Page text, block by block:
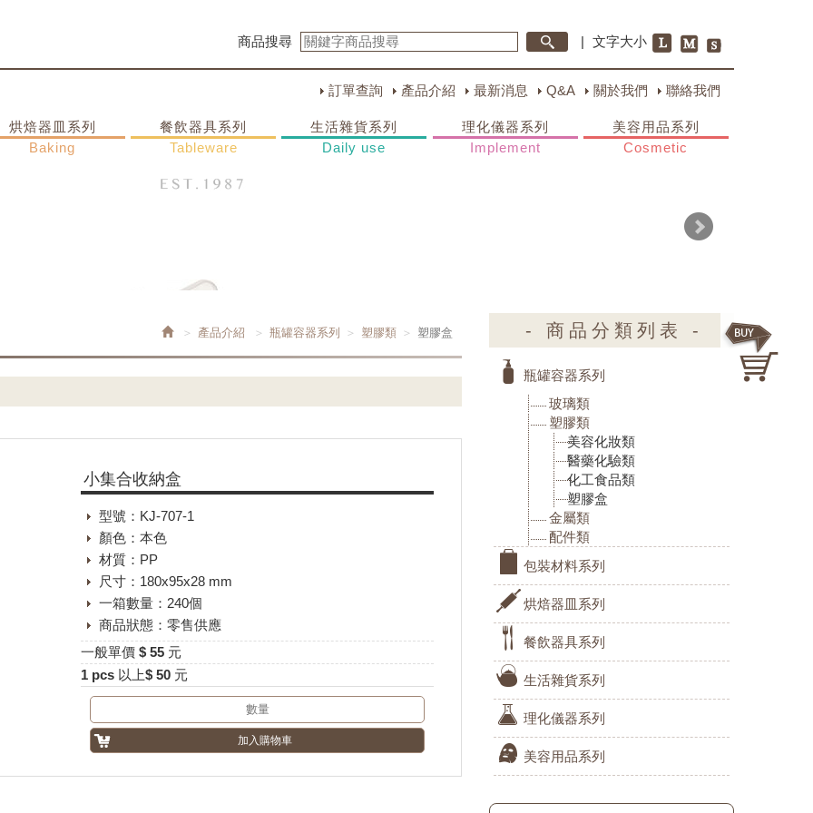
商品搜尋 | 文字大小
訂單查詢 產品介紹 最新消息 Q&A 關於我們 聯絡我們
烘焙器皿系列
Baking
餐飲器具系列
Tableware
生活雜貨系列
Daily use
理化儀器系列
Implement
美容用品系列
Cosmetic
產品介紹 瓶罐容器系列 塑膠類 塑膠盒
小集合收納盒
型號：KJ-707-1
顏色：本色
材質：PP
尺寸：180x95x28 mm
一箱數量：240個
商品狀態：零售供應
一般單價 $ 55 元
1 pcs 以上$ 50 元
- 商品分類列表 -
瓶罐容器系列
玻璃類
塑膠類
美容化妝類
醫藥化驗類
化工食品類
塑膠盒
金屬類
配件類
包裝材料系列
烘焙器皿系列
餐飲器具系列
生活雜貨系列
理化儀器系列
美容用品系列